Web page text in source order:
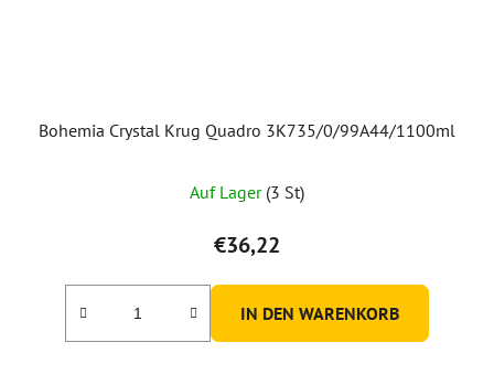
Bohemia Crystal Krug Quadro 3K735/0/99A44/1100ml
Auf Lager (3 St)
€36,22
IN DEN WARENKORB